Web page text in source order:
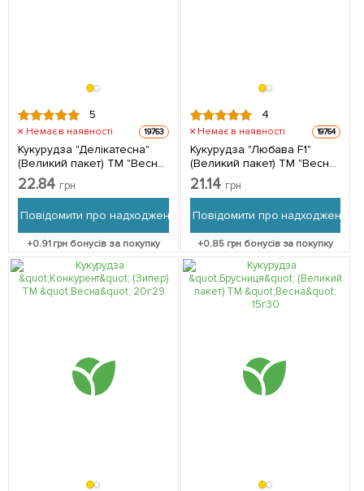
5
Немає в наявності 19763
Кукурудза "Делікатесна"
(Великий пакет) ТМ "Весна"
15г
22.84 грн
Повідомити про надходження
+0.91грн бонусів за покупку
4
Немає в наявності 19764
Кукурудза "Любава F1"
(Великий пакет) ТМ "Весна"
15 г
21.14 грн
Повідомити про надходження
+0.85грн бонусів за покупку